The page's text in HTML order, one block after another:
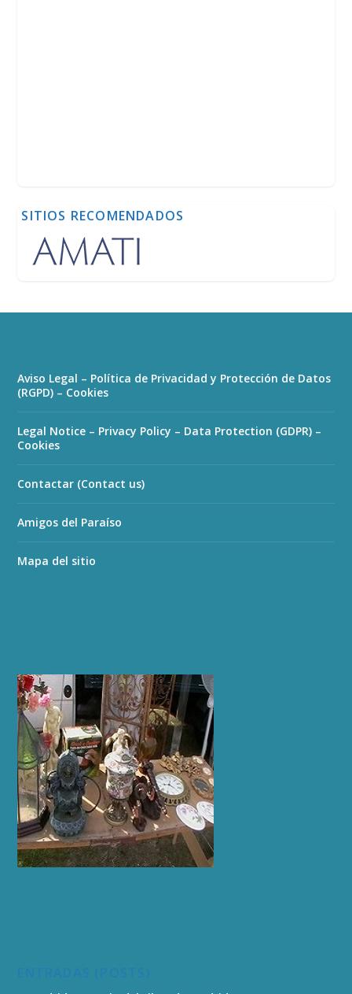
SITIOS RECOMENDADOS
Aviso Legal – Política de Privacidad y Protección de Datos
(RGPD) – Cookies
Legal Notice – Privacy Policy – Data Protection (GDPR) –
Cookies
Contactar (Contact us)
Amigos del Paraíso
Mapa del sitio